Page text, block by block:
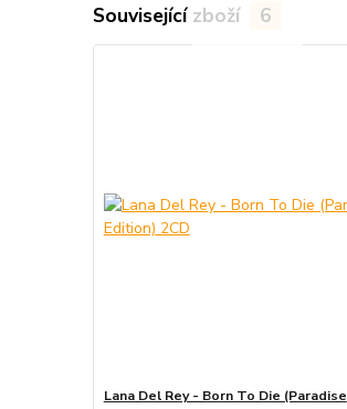
Související zboží 6
Lana Del Rey - Born To Die (Paradise